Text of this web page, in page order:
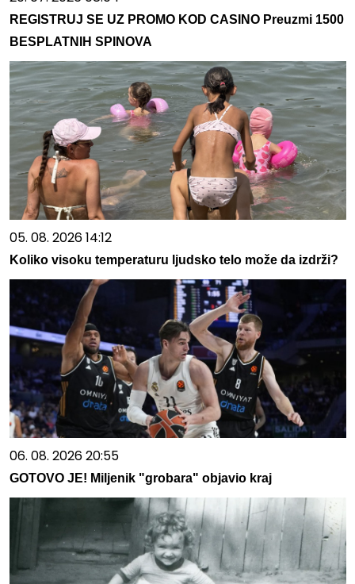
REGISTRUJ SE UZ PROMO KOD CASINO Preuzmi 1500
BESPLATNIH SPINOVA
05. 08. 2026 14:12
Koliko visoku temperaturu ljudsko telo može da izdrži?
06. 08. 2026 20:55
GOTOVO JE! Miljenik "grobara" objavio kraj